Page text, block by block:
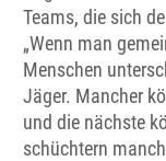
Teams, die sich
„Wenn man
Menschen
Jäger. Mancher
und die nächste
schüchtern